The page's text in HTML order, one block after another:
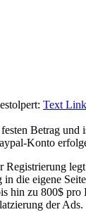
Text
Betrag
Konto
die eigene
hin zu 800$
der Ads.